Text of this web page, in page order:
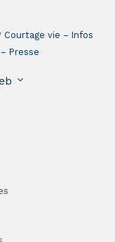
Courtage vie
Infos
Presse